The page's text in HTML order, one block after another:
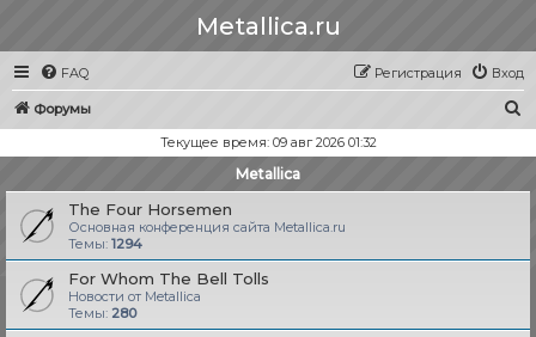
Metallica.ru
FAQ Вход
Регистрация
Форумы
с
Текущее время: 09 авг 2026 01:32
Metallica
The Four Horsemen
Основная конференция сайта Metallica.ru
Темы: 1294
For Whom The Bell Tolls
Новости от Metallica
Темы: 280